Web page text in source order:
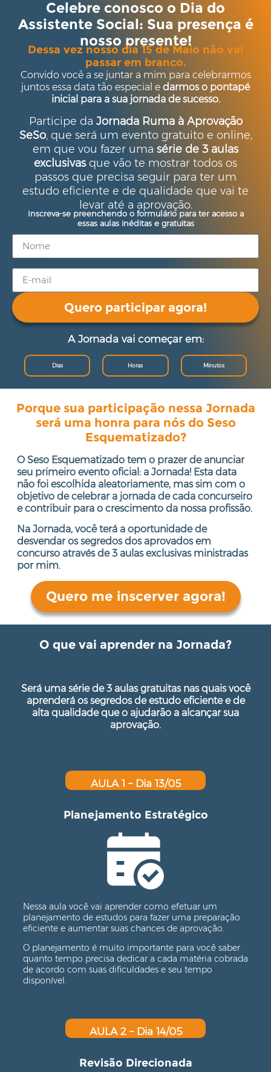
Celebre conosco o Dia do
Assistente Social: Sua presença é
nosso presente!
Dessa vez nosso dia 15 de Maio não vai
passar em branco.
Convido você a se juntar a mim para celebrarmos
juntos essa data tão especial e darmos o pontapé
inicial para a sua jornada de sucesso.
Participe da Jornada Ruma à Aprovação
SeSo, que será um evento gratuito e online,
em que vou fazer uma série de 3 aulas
exclusivasque vão te mostrar todos os
passos que precisa seguir para ter um
estudo eficiente e de qualidade que vai te
levar até a aprovação.
Inscreva-se preenchendo o formulário para ter acesso a
essas aulas inéditas e gratuitas
Quero participar agora!
A Jornada vai começar em:
Dias Horas Minutos
Porque sua participação nessa Jornada
será uma honra para nós do Seso
Esquematizado?
O Seso Esquematizado tem o prazer de anunciar
seu primeiro evento oficial: a Jornada! Esta data
não foi escolhida aleatoriamente, mas sim com o
objetivo de celebrar a jornada de cada concurseiro
e contribuir para o crescimento da nossa profissão.
Na Jornada, você terá a oportunidade de
desvendar os segredos dos aprovados em
concurso através de 3 aulas exclusivas ministradas
por mim.
Quero me inscerver agora!
O que vai aprender na Jornada?
Será uma série de 3 aulas gratuitas nas quais você
aprenderá os segredos de estudo eficiente e de
alta qualidade que o ajudarão a alcançar sua
aprovação.
AULA 1 – Dia 13/05
Planejamento Estratégico
Nessa aula você vai aprender como efetuar um
planejamento de estudos para fazer uma preparação
eficiente e aumentar suas chances de aprovação.
O planejamento é muito importante para você saber
quanto tempo precisa dedicar a cada matéria cobrada
de acordo com suas dificuldades e seu tempo
disponível.
AULA 2 – Dia 14/05
Revisão Direcionada